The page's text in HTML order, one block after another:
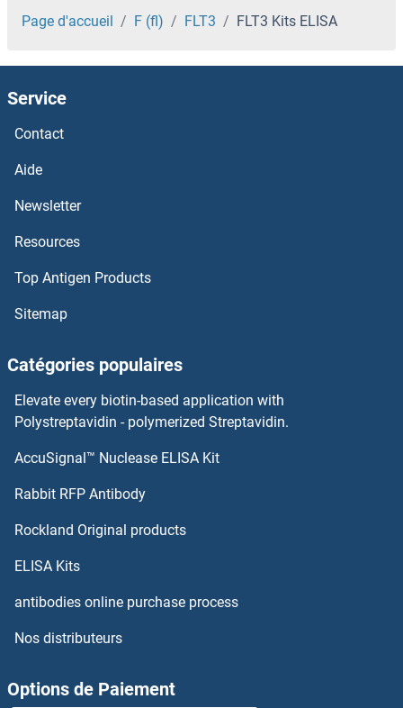
FLII Kits ELISA
FLI1 Kits ELISA
FLCN Kits ELISA
Flagellin Kits ELISA
FKRP Kits ELISA
FKBPL Kits ELISA
FKBP5 Kits ELISA
FKBP4 Kits ELISA
FKBP3 Kits ELISA
FMN1 Kits ELISA
FMNL2 Kits ELISA
FMO1 Kits ELISA
Page d'accueil F (fl) FLT3 FLT3 Kits ELISA
Service
Contact
Aide
Newsletter
Resources
Top Antigen Products
Sitemap
Catégories populaires
Elevate every biotin-based application with
Polystreptavidin - polymerized Streptavidin.
AccuSignal™ Nuclease ELISA Kit
Rabbit RFP Antibody
Rockland Original products
ELISA Kits
antibodies online purchase process
Nos distributeurs
Options de Paiement